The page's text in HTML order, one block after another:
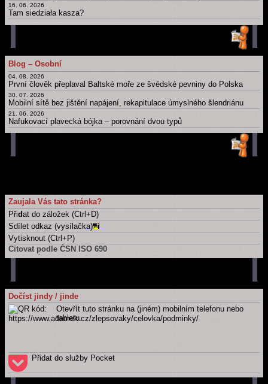
16. 06. 2026
Tam siedziała kasza?
Bit, byt, bít, být, byť; nabít, dobít, nabýt, dobýt; nebýt
11. 05. 2026
Psát × píšu; číst × čtu: Migrujące "í".
Hlavní strana blogu
Všechny články
Blog – Osobní
04. 08. 2026
První člověk přeplaval Baltské moře ze švédské pevniny do Polska
30. 07. 2026
Mobilní sítě bez jištění napájení, rekapitulace úmyslného šlendriánu
21. 06. 2026
Nafukovací plavecká bójka – porovnání dvou typů
16. 06. 2026
Časová osa: Historie techniky v kontextu dalších dějin
Všechny články
Zaujala Vás tato stránka?
Přidat do záložek (Ctrl+D)
Sdílet odkaz (vysílačka)
Vytisknout (Ctrl+P)
Citovat podle ČSN ISO 690
Tuto stránku
Dostupné z: https://www.adamek.cz/zlepsovaky/celovka/podminky
Celý web
ADÁMEK, Martin.Martin Adámek[online]. Náchod / Meziměstí [cit.
2026-08-08]. Dostupné z: https://www.adamek.cz
Dočíst jindy / jinde
Otevřít tuto stránku na (jiném) mobilním telefonu nebo
tabletu.
Přidat do služby Pocket